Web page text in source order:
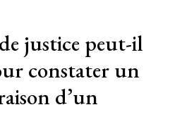
justice peut-il
constater un
d’un